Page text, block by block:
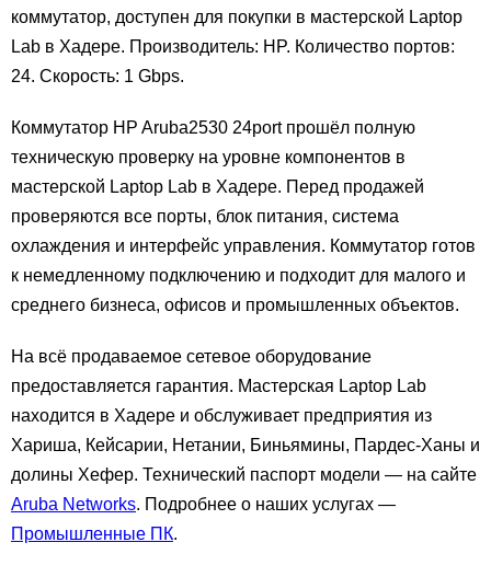
коммутатор, доступен для покупки в мастерской Laptop
Lab в Хадере. Производитель: HP. Количество портов:
24. Скорость: 1 Gbps.
Коммутатор HP Aruba2530 24port прошёл полную
техническую проверку на уровне компонентов в
мастерской Laptop Lab в Хадере. Перед продажей
проверяются все порты, блок питания, система
охлаждения и интерфейс управления. Коммутатор готов
к немедленному подключению и подходит для малого и
среднего бизнеса, офисов и промышленных объектов.
На всё продаваемое сетевое оборудование
предоставляется гарантия. Мастерская Laptop Lab
находится в Хадере и обслуживает предприятия из
Хариша, Кейсарии, Нетании, Биньямины, Пардес-Ханы и
долины Хефер. Технический паспорт модели — на сайте
Aruba Networks. Подробнее о наших услугах —
Промышленные ПК.